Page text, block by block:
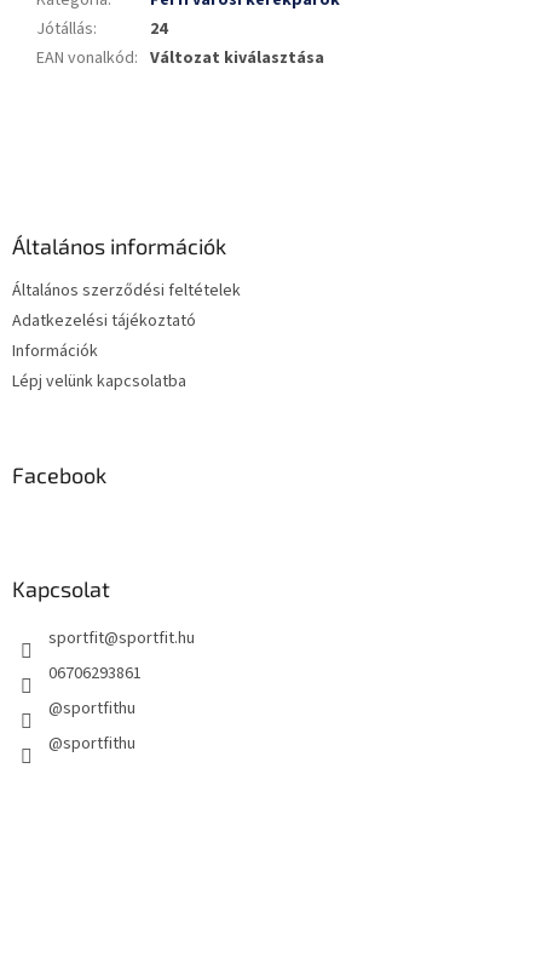
Jótállás:
24
EAN vonalkód: Változat kiválasztása
Általános információk
Általános szerződési feltételek
Adatkezelési tájékoztató
Információk
Lépj velünk kapcsolatba
Facebook
Kapcsolat
sportfit@sportfit.hu
06706293861
@sportfithu
@sportfithu